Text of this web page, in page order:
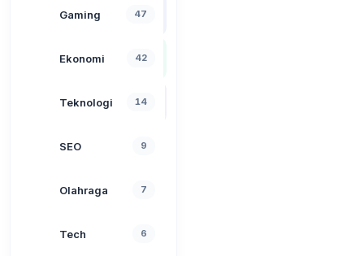
Gaming 47
Ekonomi 42
Teknologi 14
SEO 9
Olahraga 7
Tech 6